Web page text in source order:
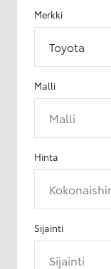
Merkki
Toyota
Malli
Malli
Hinta
Sijainti
Sijainti